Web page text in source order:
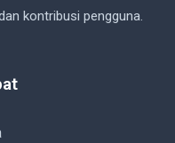
kontribusi pengguna.